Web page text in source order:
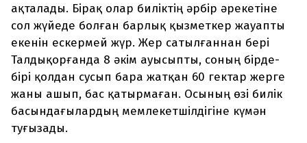
ақталады. Бірақ олар биліктің әрбір әрекетіне
сол жүйеде болған барлық қызметкер жауапты
екенін ескермей жүр. Жер сатылғаннан бері
Талдықорғанда 8 әкім ауысыпты, соның бірде-
бірі қолдан сусып бара жатқан 60 гектар жерге
жаны ашып, бас қатырмаған. Осының өзі билік
басындағылардың мемлекетшілдігіне күмән
туғызады.